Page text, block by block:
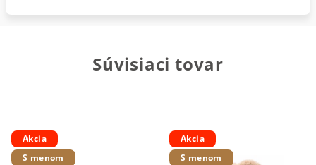
Súvisiaci tovar
Akcia
S menom
Akcia
S menom